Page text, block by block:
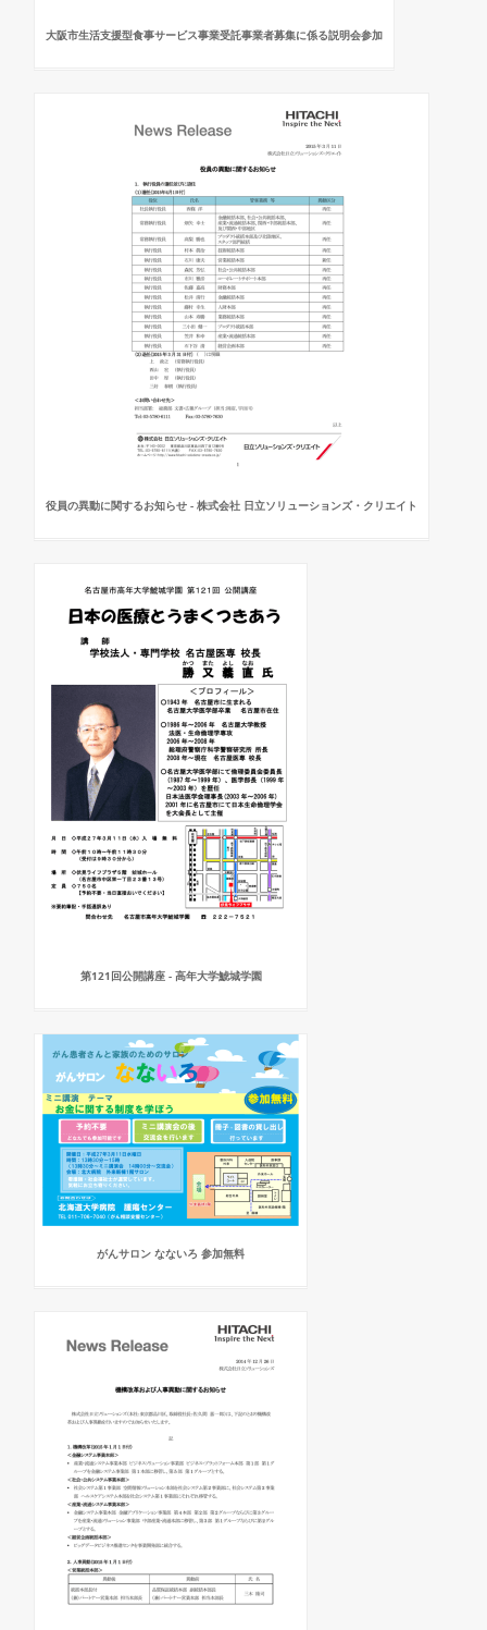
大阪市生活支援型食事サービス事業受託事業者募集に係る説明会参加
役員の異動に関するお知らせ - 株式会社 日立ソリューションズ・クリエイト
第121回公開講座 - 高年大学鯱城学園
がんサロン なないろ 参加無料